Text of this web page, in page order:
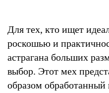
Для тех, кто ищет
роскошью и
астрагана больших
выбор. Этот мех
образом